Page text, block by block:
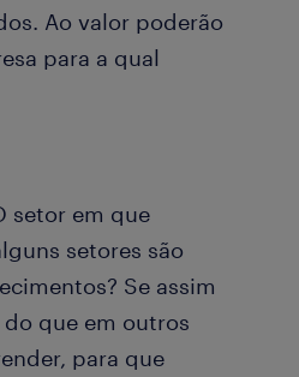
Ao valor poderão
para a qual
setor em que
setores são
Se assim
que em outros
para que